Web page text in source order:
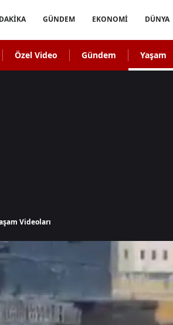
GÜNDEM EKONOMİ DÜNYA
Özel Video Gündem Yaşam
Videoları